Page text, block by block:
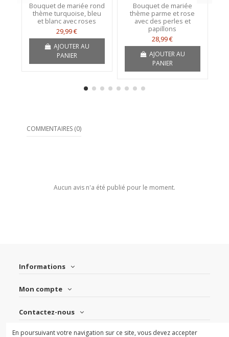
Bouquet de mariée rond
thème turquoise, bleu
et blanc avec roses
29,99 €
AJOUTER AU
PANIER
Bouquet de mariée
thème parme et rose
avec des perles et
papillons
28,99 €
AJOUTER AU
PANIER
COMMENTAIRES (0)
Aucun avis n'a été publié pour le moment.
Informations
Mon compte
Contactez-nous
Suivez-nous
En poursuivant votre navigation sur ce site, vous devez accepter